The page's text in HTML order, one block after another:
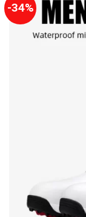
-34%